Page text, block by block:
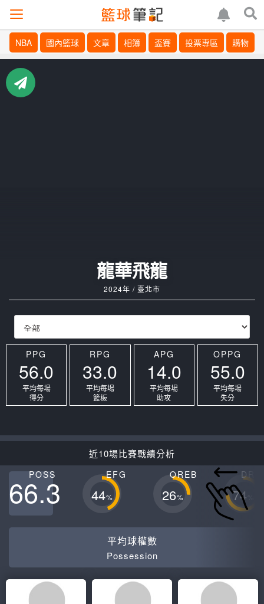
NBA 國內籃球 文章 相簿 盃賽 投票專區 購物
龍華飛龍
2024年 / 臺北市
PPG
56.0
平均每場
得分
RPG
33.0
平均每場
籃板
APG
14.0
平均每場
助攻
OPPG
55.0
平均每場
失分
近10場比賽戰績分析
POSS
66.3 EFG
44%
OREB
26% 74
平均球權數
Possession